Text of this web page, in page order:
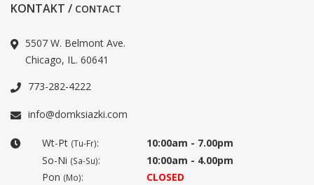
KONTAKT / CONTACT
5507 W. Belmont Ave.
Chicago, IL. 60641
773-282-4222
info@domksiazki.com
Wt-Pt (Tu-Fr):
10:00am - 7.00pm
So-Ni (Sa-Su):
10:00am - 4.00pm
Pon (Mo): CLOSED